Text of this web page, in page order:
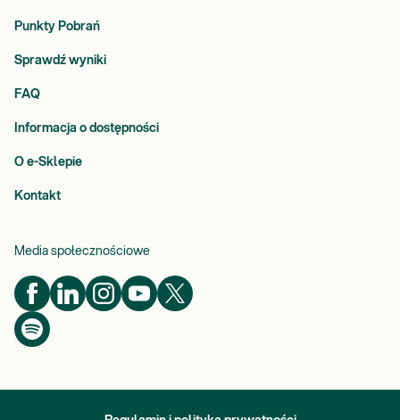
Punkty Pobrań
Sprawdź wyniki
FAQ
Informacja o dostępności
O e-Sklepie
Kontakt
Media społecznościowe